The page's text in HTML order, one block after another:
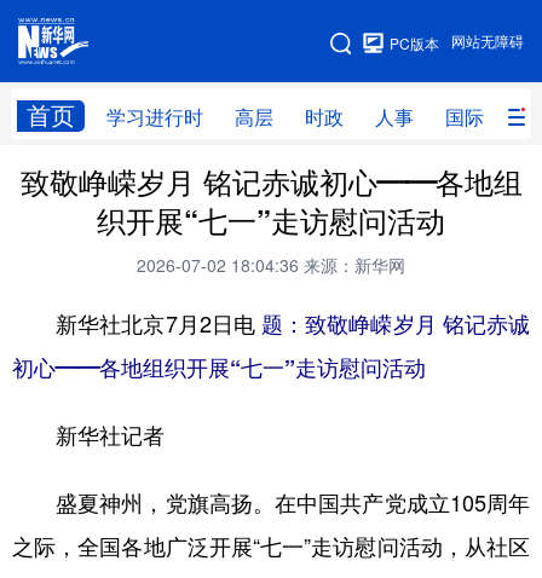
网站无障碍
PC版本
首页 学习进行时 高层 时政 人事 国际 财
网站地图
学习进行时 高层 时政 人事
财经 网评
科技 科创 量子 体育
书画 健康
访谈
食品 人居 信息化 数字经济
致敬峥嵘岁月 铭记赤诚初心——各地组
织开展“七一”走访慰问活动
2026-07-02 18:04:36 来源：新华网
新华社北京7月2日电题：致敬峥嵘岁月 铭记赤诚
初心——各地组织开展“七一”走访慰问活动
新华社记者
盛夏神州，党旗高扬。在中国共产党成立105周年
之际，全国各地广泛开展“七一”走访慰问活动，从社区